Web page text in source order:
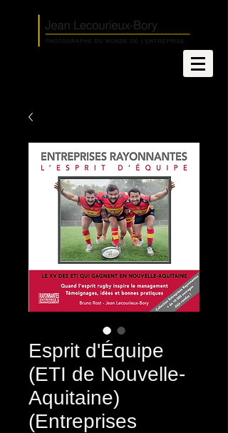
Esprit d'Équipe
(ETI de Nouvelle-
Aquitaine)
(Entreprises